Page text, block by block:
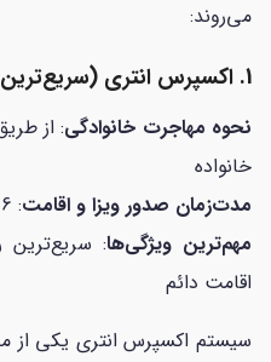
می‌روند:
1. اکسپرس انتری (سریع‌ترین روش، در عرض 6 ماه)
نحوه مهاجرت خانوادگی: از
خانواده
مدت‌زمان صدور ویزا و اقامت: 6 ماه
مهم‌ترین ویژگی‌ها: سریع‌ترین
اقامت دائم
سیستم اکسپرس انتری یکی